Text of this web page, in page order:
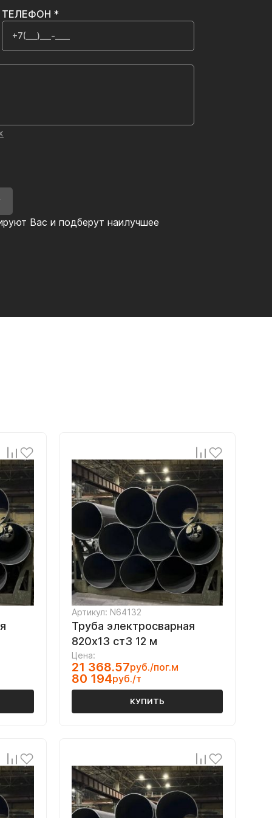
Вас и подберут наилучшее
ТЕЛЕФОН *
Артикул: N64132
Труба электросварная
820х13 ст3 12 м
Цена:
21 368.57руб./пог.м
80 194руб./т
КУПИТЬ